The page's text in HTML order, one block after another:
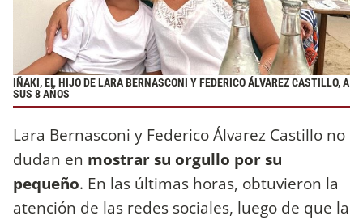
IÑAKI, EL HIJO DE LARA BERNASCONI Y FEDERICO ÁLVAREZ CASTILLO, A
SUS 8 AÑOS
Lara Bernasconi y Federico Álvarez Castillo no
dudan en mostrar su orgullo por su
pequeño. En las últimas horas, obtuvieron la
atención de las redes sociales, luego de que la